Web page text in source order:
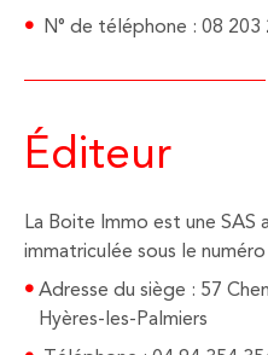
N° de téléphone : 08 203
Éditeur
La Boite Immo est une
immatriculée sous le
Adresse du siège : 57
Hyères-les-Palmiers